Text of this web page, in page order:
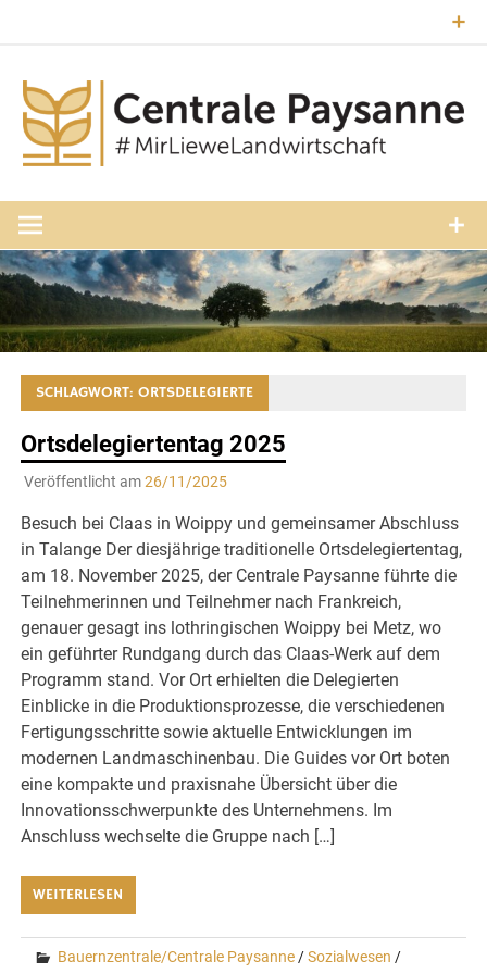
SCHLAGWORT:ORTSDELEGIERTE
Ortsdelegiertentag 2025
Veröffentlicht am26/11/2025
Besuch bei Claas in Woippy und gemeinsamer Abschluss
in Talange Der diesjährige traditionelle Ortsdelegiertentag,
am 18. November 2025, der Centrale Paysanne führte die
Teilnehmerinnen und Teilnehmer nach Frankreich,
genauer gesagt ins lothringischen Woippy bei Metz, wo
ein geführter Rundgang durch das Claas-Werk auf dem
Programm stand. Vor Ort erhielten die Delegierten
Einblicke in die Produktionsprozesse, die verschiedenen
Fertigungsschritte sowie aktuelle Entwicklungen im
modernen Landmaschinenbau. Die Guides vor Ort boten
eine kompakte und praxisnahe Übersicht über die
Innovationsschwerpunkte des Unternehmens. Im
Anschluss wechselte die Gruppe nach […]
WEITERLESEN
Bauernzentrale/Centrale Paysanne/Sozialwesen /